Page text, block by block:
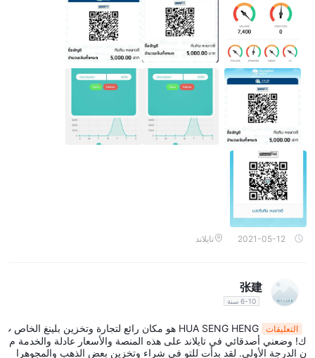
قد يعيق حاجز اللغة هذا قدرة العملاء المحتملين على اتخاذ قرارات
مستنيرة والفهم الكامل للشروط والأحكام المرتبطة بعروض الشركة. يحد
غياب الدعم متعدد اللغات على موقع الويب من إمكانية الوصول إليه
وشمولية الموقع ، مما قد يؤدي إلى ردع المتداولين الدوليين الذين يفضلون
إجراء الأعمال بلغات أخرى غير التايلاندية.
أدوات السوق
HUA SENG HENGيركز حصريًا على تداول الذهب. تعمل بأداة سوق
قيود وعيوب متأصلة.
أولاً ، يقيد الافتقار إلى التنويع فرص المتداولين في توزيع المخاطر عبر
فئات الأصول المتعددة ، مما قد يعرضهم لتقلبات أعلى وتقليل استقرار
المحفظة. ثانيًا ، يؤدي غياب خيارات الاستثمار البديلة إلى تضييق نطاق
الاستفادة من اتجاهات الأسواق الناشئة أو الفرص الخاصة بقطاع معين.
أخيرًا ، قد يجد المتداولون أن استراتيجياتهم تتعطل بسبب عدم وجود فئات
أصول أخرى يمكن أن تعوض الخسائر أو تعزز الربحية ، مما يؤدي إلى
تجربة تداول غير متوازنة وأقل مرونة.
يقارن الجدول التالي HUA SENG HENG لشركات السمسرة المنافسة من
2021-05-12 تايلاند
张建
6-10 سنة
التعليقات
HUA SENG HENG هو مكان رائع لتجارة وتخزين بلينغ الخاص ب
ك! وضعني أصدقائي في تايلاند على هذه المنصة والأسعار عادلة والخدمة م
ن الدرجة الأولى. لقد بدأت للتو في شراء وتخزين بعض الذهب والمجوهرا